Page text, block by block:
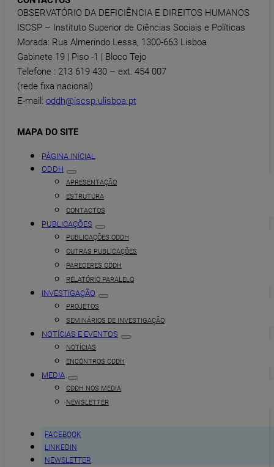
OBSERVATÓRIO DA DEFICIÊNCIA E DIREITOS HUMANOS
ISCSP – Instituto Superior de Ciências Sociais e Políticas
Morada: Rua Almerindo Lessa, 1300-663 Lisboa
Gabinete 19 | Piso -1 | Bloco Tejo
Telefone : 213 619 430 – ext: 454 007
(rede fixa nacional)
E-mail: oddh@iscsp.ulisboa.pt
MAPA DO SITE
PÁGINA INICIAL
ODDH
APRESENTAÇÃO
ESTRUTURA
CONTACTOS
PUBLICAÇÕES
PUBLICAÇÕES ODDH
OUTRAS PUBLICAÇÕES
PARECERES ODDH
RELATÓRIO PARALELO
INVESTIGAÇÃO
PROJETOS
SEMINÁRIOS DE INVESTIGAÇÃO
NOTÍCIAS E EVENTOS
NOTÍCIAS
ENCONTROS ODDH
MEDIA
ODDH NOS MEDIA
NEWSLETTER
FACEBOOK
LINKEDIN
NEWSLETTER